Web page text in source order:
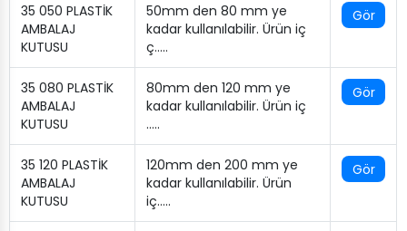
35 050 PLASTİK
AMBALAJ
KUTUSU
50mm den 80 mm ye
kadar kullanılabilir. Ürün iç
ç…..
Gör
35 080 PLASTİK
AMBALAJ
KUTUSU
80mm den 120 mm ye
kadar kullanılabilir. Ürün iç
…..
Gör
35 120 PLASTİK
AMBALAJ
KUTUSU
120mm den 200 mm ye
kadar kullanılabilir. Ürün
iç…..
Gör